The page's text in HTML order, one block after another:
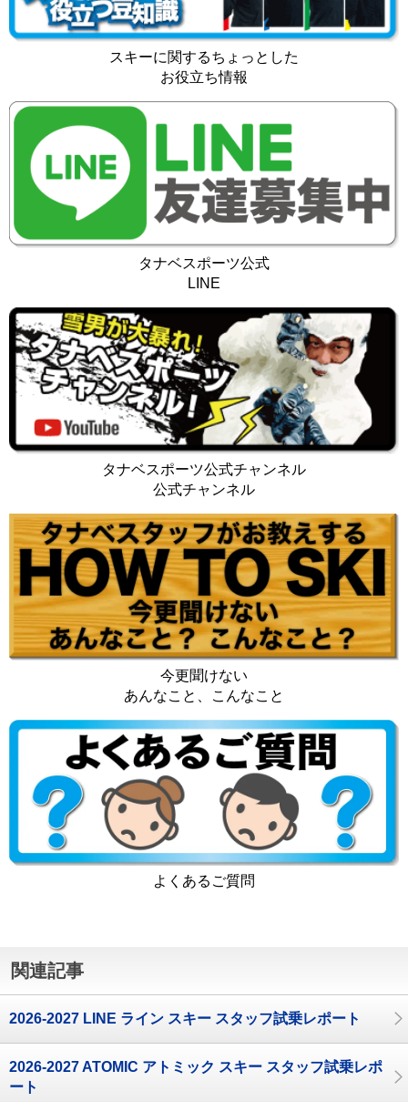
スキーに関するちょっとした
お役立ち情報
タナベスポーツ公式
LINE
タナベスポーツ公式チャンネル
公式チャンネル
今更聞けない
あんなこと、こんなこと
よくあるご質問
関連記事
2026-2027 LINE ライン スキー スタッフ試乗レポート
2026-2027 ATOMIC アトミック スキー スタッフ試乗レポ
ート